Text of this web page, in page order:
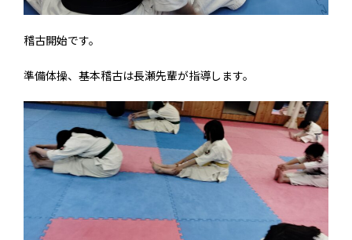
稽古開始です。
準備体操、基本稽古は長瀬先輩が指導します。